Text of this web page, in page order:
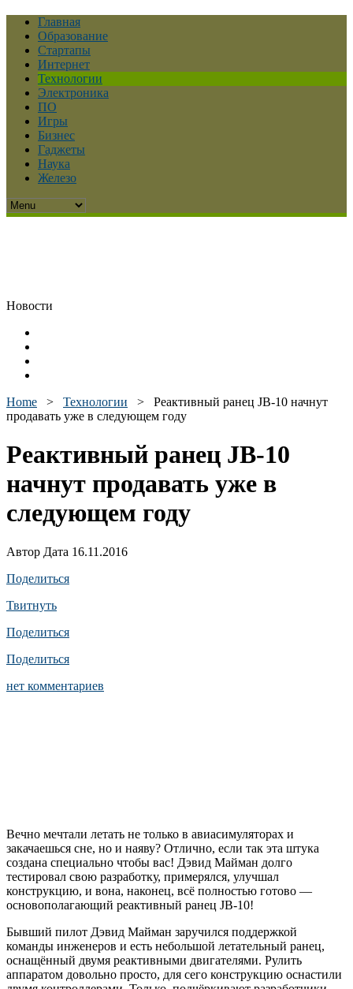
Главная
Образование
Стартапы
Интернет
Технологии
Электроника
ПО
Игры
Бизнес
Гаджеты
Наука
Железо
Новости
Home > Технологии > Реактивный ранец JB-10 начнут
продавать уже в следующем году
Реактивный ранец JB-10
начнут продавать уже в
следующем году
Автор Дата 16.11.2016
Поделиться
Твитнуть
Поделиться
Поделиться
нет комментариев
Вечно мечтали летать не только в авиасимуляторах и
закачаешься сне, но и наяву? Отлично, если так эта штука
создана специально чтобы вас! Дэвид Майман долго
тестировал свою разработку, примерялся, улучшал
конструкцию, и вона, наконец, всё полностью готово —
основополагающий реактивный ранец JB-10!
Бывший пилот Дэвид Майман заручился поддержкой
команды инженеров и есть небольшой летательный ранец,
оснащённый двумя реактивными двигателями. Рулить
аппаратом довольно просто, для сего конструкцию оснастили